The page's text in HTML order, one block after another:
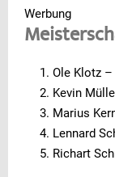
Werbung
Ole Klotz
Kevin
Marius
Lennard
Richart